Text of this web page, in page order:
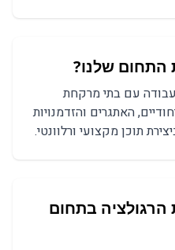
שלנו?
עם בתי מרקחת
האתגרים והזדמנויות
תוכן מקצועי ורלוונטי.
בתחום